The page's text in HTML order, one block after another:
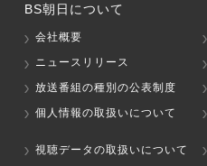
BS朝日について
会社概要
ニュースリリース
放送番組の種別の公表制度
個人情報の取扱いについて
視聴データの取扱いについて